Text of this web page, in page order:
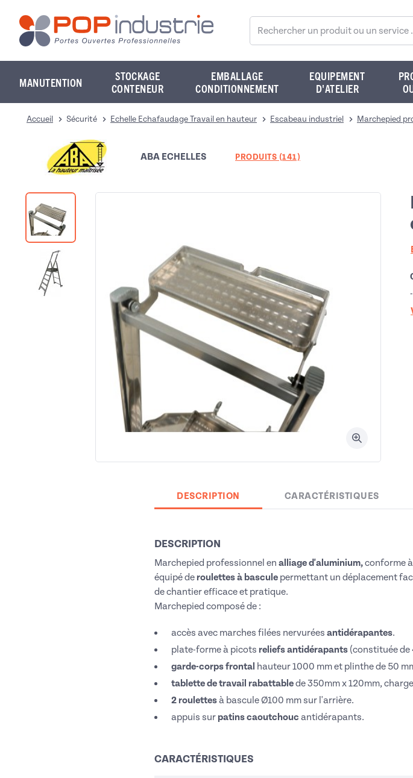
MANUTENTION
STOCKAGE
CONTENEUR
EMBALLAGE
CONDITIONNEMENT
EQUIPEMENT
D'ATELIER
Accueil Sécurité Echelle Echafaudage Travail en hauteur Escabeau industriel Marchepied
ABA ECHELLES PRODUITS (141)
DESCRIPTION CARACTÉRISTIQUES
DESCRIPTION
Marchepied professionnel en alliage d'aluminium,conforme
équipé de roulettes à bascule permettant un déplacement
de chantier efficace et pratique.
Marchepied composé de :
accès avec marches filées nervurées antidérapantes.
plate-forme à picots reliefs antidérapants (constituée de
garde-corps frontal hauteur 1000 mm et plinthe de 50
tablette de travail rabattablede 350mm x 120mm,
2 roulettesà bascule Ø100 mm sur l'arrière.
appuis sur patins caoutchouc antidérapants.
CARACTÉRISTIQUES